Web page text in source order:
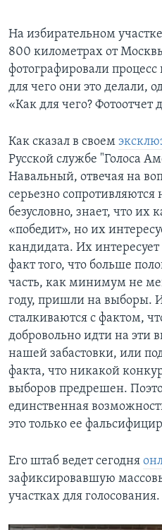
На избирательном
800 километрах от
фотографировали процесс
для чего они это делали,
«Как для чего? Фотоотчет
Как сказал в своем
Русской службе "Голоса
Навальный, отвечая на
серьезно
безусловно, знает, что их
«победит», но их
кандидата. Их
факт того, что больше
часть, как минимум не
году, пришли на выборы.
сталкиваются с фактом,
добровольно идти на эти
нашей забастовки, или
факта, что никакой
выборов предрешен.
единственная
это только ее
Его штаб ведет сегодня
зафиксировавшую
участках для голосования.​